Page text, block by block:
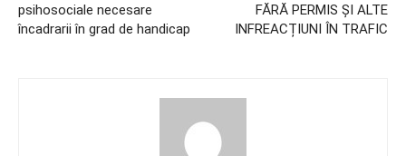
psihosociale necesare
încadrarii în grad de handicap
FĂRĂ PERMIS ȘI ALTE
INFREACȚIUNI ÎN TRAFIC